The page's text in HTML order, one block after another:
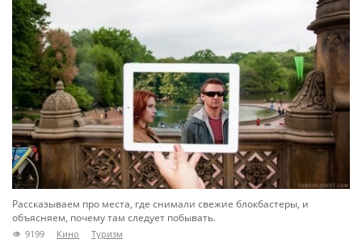
Рассказываем про места, где снимали свежие блокбастеры, и
объясняем, почему там следует побывать.
9199 Кино Туризм